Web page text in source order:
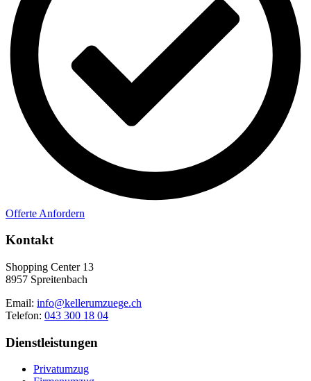
Offerte Anfordern
Kontakt
Shopping Center 13
8957 Spreitenbach
Email: info@kellerumzuege.ch
Telefon: 043 300 18 04
Dienstleistungen
Privatumzug